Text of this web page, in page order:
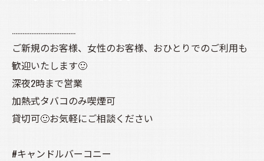
………………………………
ご新規のお客様、女性のお客様、おひとりでのご利用も
歓迎いたします🙂
深夜2時まで営業
加熱式タバコのみ喫煙可
貸切可🙂お気軽にご相談ください
#キャンドルバーコニー